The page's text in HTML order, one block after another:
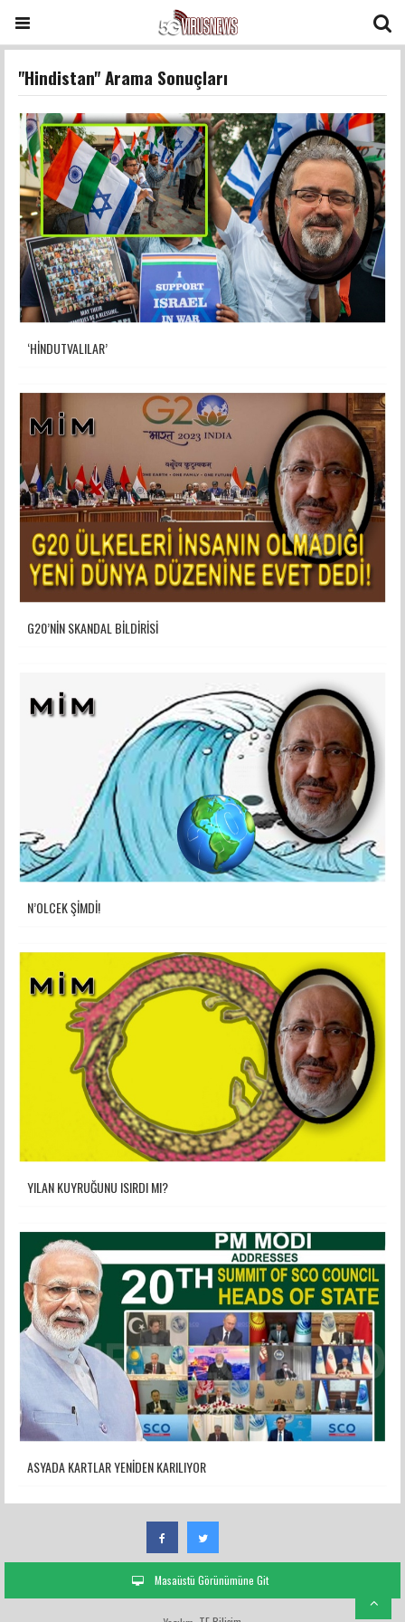
"Hindistan" Arama Sonuçları
‘HİNDUTVALILAR’
G20’NİN SKANDAL BİLDİRİSİ
N’OLCEK ŞİMDİ!
YILAN KUYRUĞUNU ISIRDI MI?
ASYADA KARTLAR YENİDEN KARILIYOR
Masaüstü Görünümüne Git